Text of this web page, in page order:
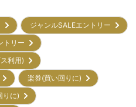
ジャンルSALEエントリー
トリー
ス利用)
楽券(買い回りに)
りに)